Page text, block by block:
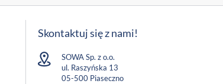
Skontaktuj się z nami!
SOWA Sp. z o.o.
ul. Raszyńska 13
05-500 Piaseczno